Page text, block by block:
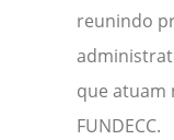
reunindo
que atuam
FUNDECC.